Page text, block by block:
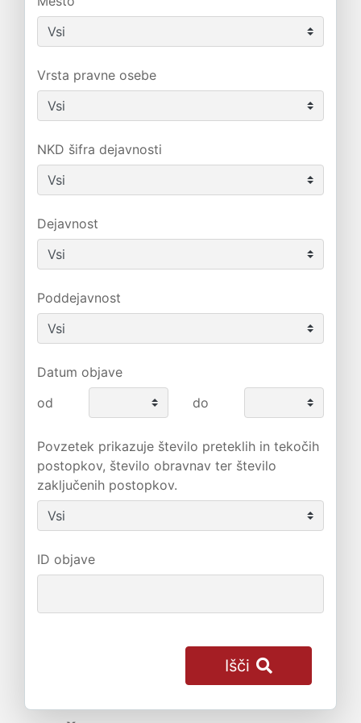
Vrsta pravne osebe
NKD šifra dejavnosti
Dejavnost
Poddejavnost
Datum objave
od
do
Povzetek prikazuje število preteklih in tekočih
postopkov, število obravnav ter število
zaključenih postopkov.
ID objave
Išči